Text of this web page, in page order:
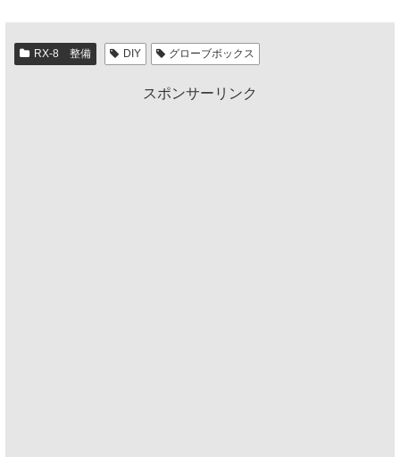
RX-8 整備 DIY グローブボックス
スポンサーリンク